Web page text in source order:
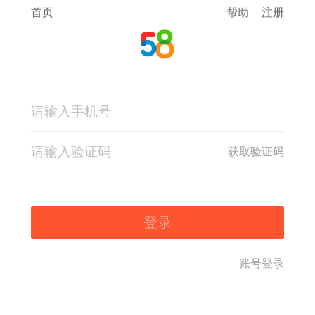
首页 帮助 注册
获取验证码
登录
账号登录